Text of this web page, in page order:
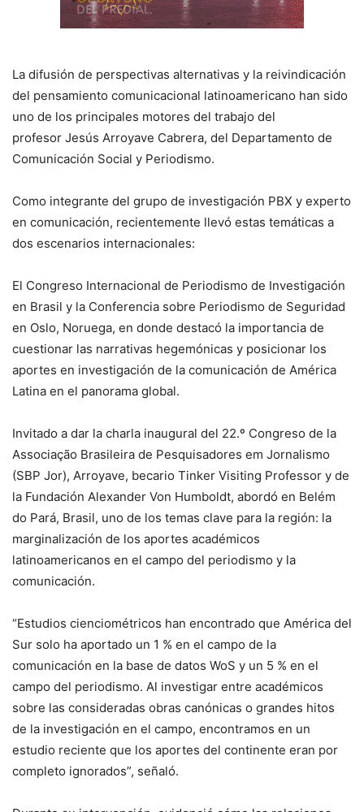
La difusión de perspectivas alternativas y la reivindicación
del pensamiento comunicacional latinoamericano han sido
uno de los principales motores del trabajo del
profesor Jesús Arroyave Cabrera, del Departamento de
Comunicación Social y Periodismo.
Como integrante del grupo de investigación PBX y experto
en comunicación, recientemente llevó estas temáticas a
dos escenarios internacionales:
El Congreso Internacional de Periodismo de Investigación
en Brasil y la Conferencia sobre Periodismo de Seguridad
en Oslo, Noruega, en donde destacó la importancia de
cuestionar las narrativas hegemónicas y posicionar los
aportes en investigación de la comunicación de América
Latina en el panorama global.
Invitado a dar la charla inaugural del 22.º Congreso de la
Associação Brasileira de Pesquisadores em Jornalismo
(SBP Jor), Arroyave, becario Tinker Visiting Professor y de
la Fundación Alexander Von Humboldt, abordó en Belém
do Pará, Brasil, uno de los temas clave para la región: la
marginalización de los aportes académicos
latinoamericanos en el campo del periodismo y la
comunicación.
“Estudios cienciométricos han encontrado que América del
Sur solo ha aportado un 1 % en el campo de la
comunicación en la base de datos WoS y un 5 % en el
campo del periodismo. Al investigar entre académicos
sobre las consideradas obras canónicas o grandes hitos
de la investigación en el campo, encontramos en un
estudio reciente que los aportes del continente eran por
completo ignorados”, señaló.